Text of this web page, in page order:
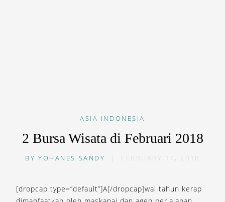
ASIA INDONESIA
2 Bursa Wisata di Februari 2018
BYYOHANES SANDY FEBRUARY 14, 2018
[dropcap type=”default”]A[/dropcap]wal tahun kerap